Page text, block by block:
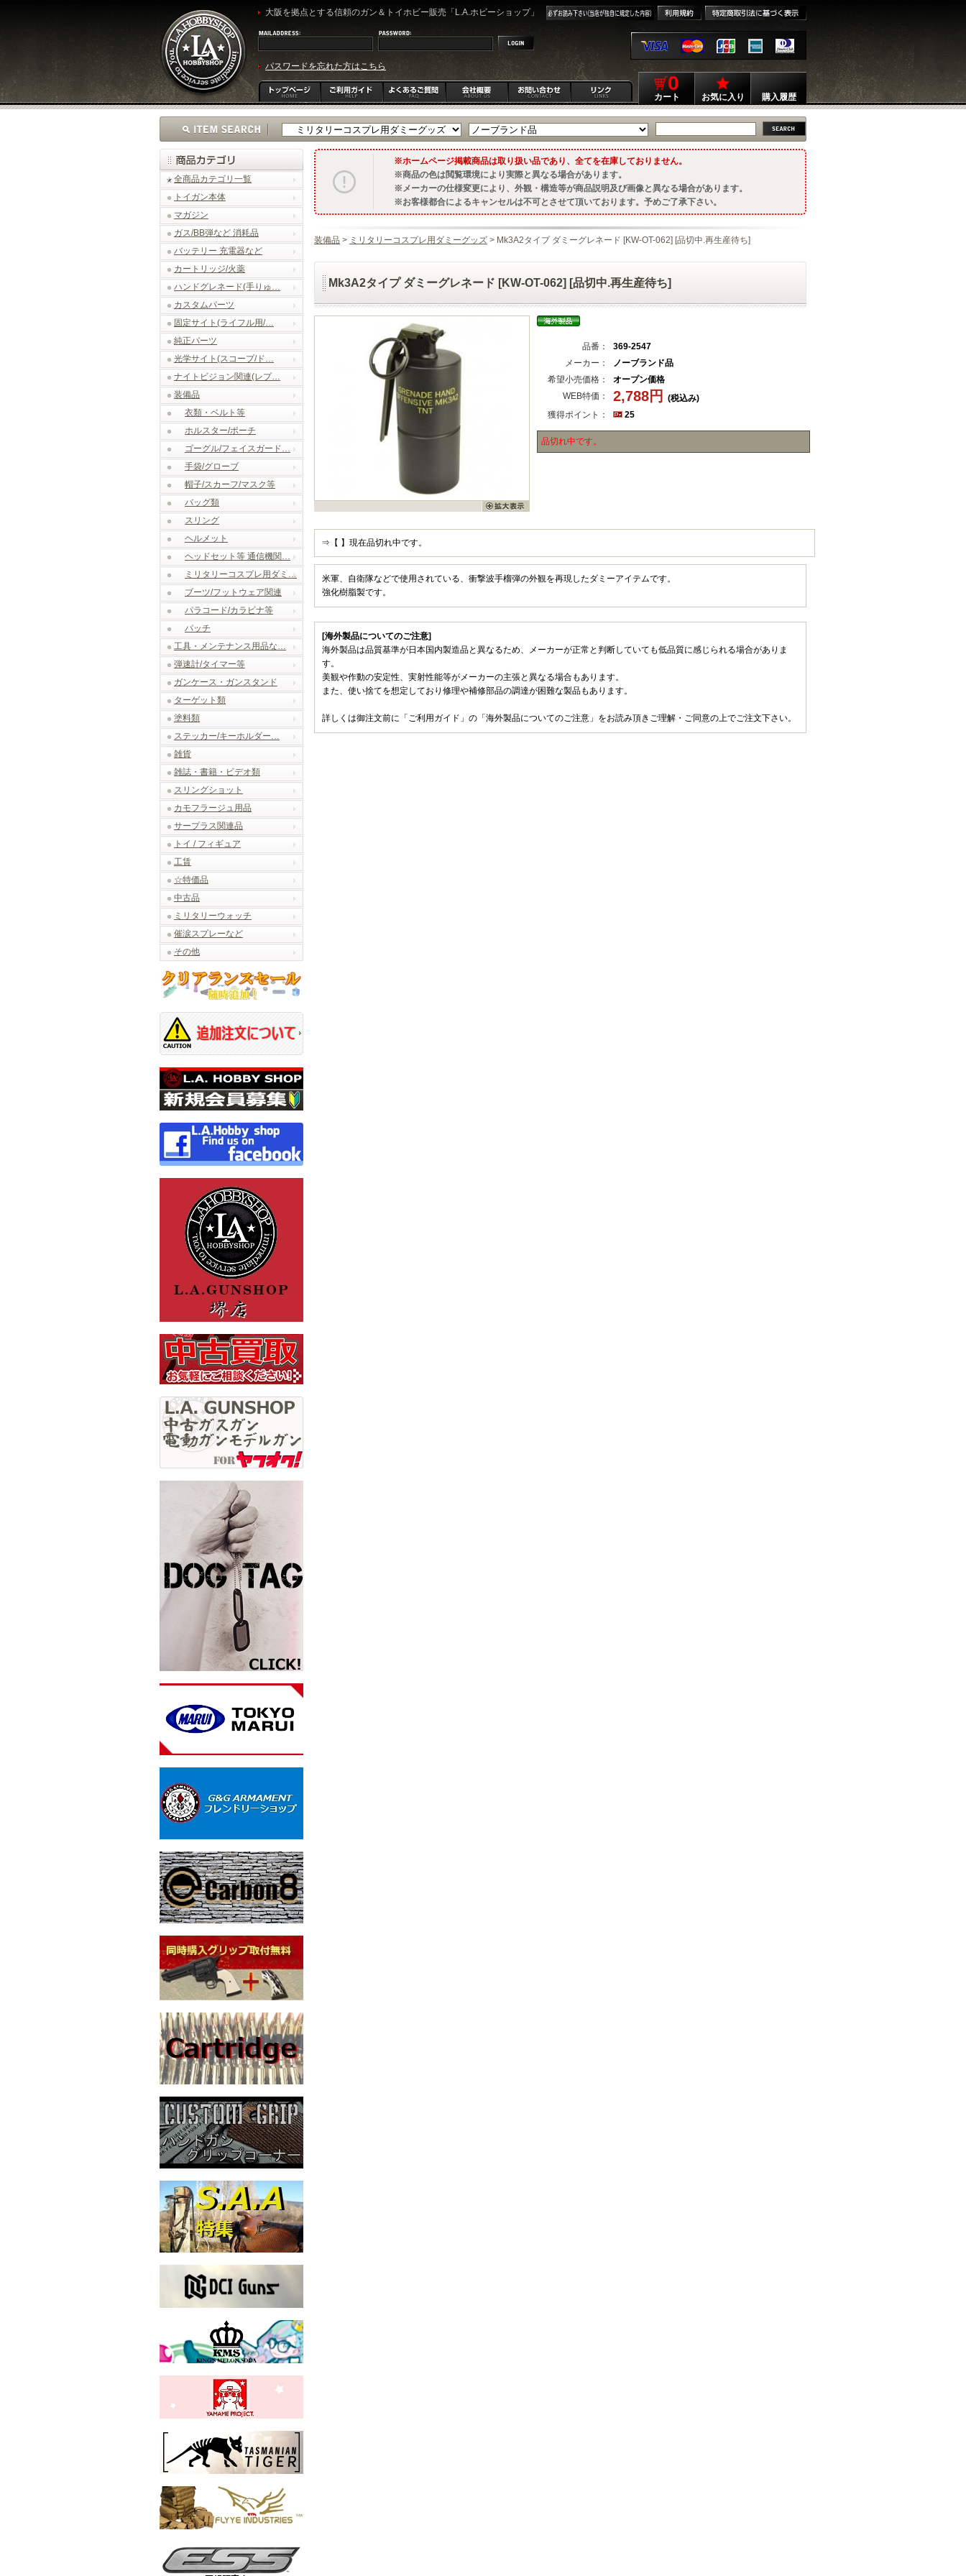
大阪を拠点とする信頼のガン＆トイホビー販売「L.A.ホビーショップ」
パスワードを忘れた方はこちら
0
カート お気に入り 購入履歴
全商品カテゴリ一覧
トイガン本体
マガジン
ガス/BB弾など 消耗品
バッテリー 充電器など
カートリッジ/火薬
ハンドグレネード(手りゅ…
カスタムパーツ
固定サイト(ライフル用/…
純正パーツ
光学サイト(スコープ/ド…
ナイトビジョン関連(レプ…
装備品
衣類・ベルト等
ホルスター/ポーチ
ゴーグル/フェイスガード…
手袋/グローブ
帽子/スカーフ/マスク等
バッグ類
スリング
ヘルメット
ヘッドセット等 通信機関…
ミリタリーコスプレ用ダミ…
ブーツ/フットウェア関連
パラコード/カラビナ等
パッチ
工具・メンテナンス用品な…
弾速計/タイマー等
ガンケース・ガンスタンド
ターゲット類
塗料類
ステッカー/キーホルダー…
雑貨
雑誌・書籍・ビデオ類
スリングショット
カモフラージュ用品
サープラス関連品
トイ / フィギュア
工賃
☆特価品
中古品
ミリタリーウォッチ
催涙スプレーなど
その他
ホームページ掲載商品は取り扱い品であり、全てを在庫しておりません。
商品の色は閲覧環境により実際と異なる場合があります。
メーカーの仕様変更により、外観・構造等が商品説明及び画像と異なる場合があります。
お客様都合によるキャンセルは不可とさせて頂いております。予めご了承下さい。
装備品 > ミリタリーコスプレ用ダミーグッズ > Mk3A2タイプ ダミーグレネード [KW-OT-062] [品切中.再生産待ち]
Mk3A2タイプ ダミーグレネード [KW-OT-062] [品切中.再生産待ち]
品番：
369-2547
メーカー：
ノーブランド品
希望小売価格：
オープン価格
WEB特価：
2,788円
(税込み)
獲得ポイント：
25
品切れ中です。
⇒【 】現在品切れ中です。
米軍、自衛隊などで使用されている、衝撃波手榴弾の外観を再現したダミーアイテムです。
強化樹脂製です。
[海外製品についてのご注意]
海外製品は品質基準が日本国内製造品と異なるため、メーカーが正常と判断していても低品質に感じられる場合がありま
す。
美観や作動の安定性、実射性能等がメーカーの主張と異なる場合もあります。
また、使い捨てを想定しており修理や補修部品の調達が困難な製品もあります。
詳しくは御注文前に「ご利用ガイド」の「海外製品についてのご注意」をお読み頂きご理解・ご同意の上でご注文下さい。